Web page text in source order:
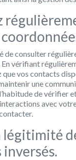
de consulter
vérifiant
que vos contacts
une
de vérifier
avec
légitimité